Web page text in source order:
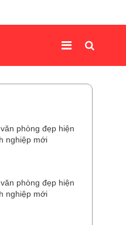
phòng đẹp hiện
nghiệp mới
phòng đẹp hiện
nghiệp mới